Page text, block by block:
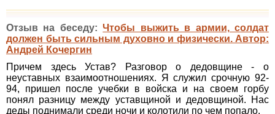
Отзыв на беседу:Чтобы выжить в армии, солдат
должен быть сильным духовно и физически. Автор:
Андрей Кочергин
Причем здесь Устав? Разговор о дедовщине - о
неуставных взаимоотношениях. Я служил срочную 92-
94, пришел после учебки в войска и на своем горбу
понял разницу между уставщиной и дедовщиной. Нас
деды поднимали среди ночи и колотили по чем попало.